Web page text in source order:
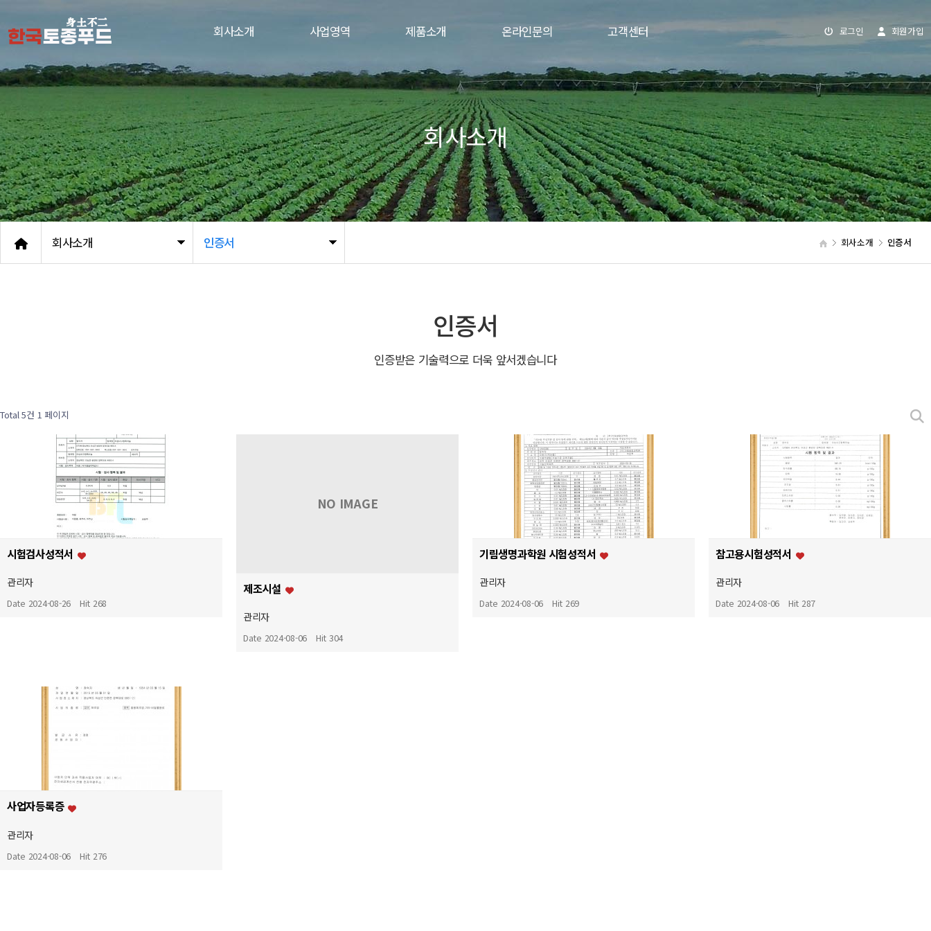
회사소개 사업영역 제품소개 온라인문의 고객센터 로그인 회원가입
회사소개 인증서 회사소개 인증서
회사소개
인증서
인증받은 기술력으로 더욱 앞서겠습니다
Total 5건 1 페이지
시험검사성적서
관리자
Date 2024-08-26 Hit 268
NO IMAGE
제조시설
관리자
Date 2024-08-06 Hit 304
기림생명과학원 시험성적서
관리자
Date 2024-08-06 Hit 269
참고용시험성적서
관리자
Date 2024-08-06 Hit 287
사업자등록증
관리자
Date 2024-08-06 Hit 276